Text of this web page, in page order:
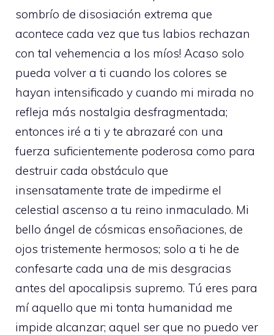
sombrío de disosiación extrema que
acontece cada vez que tus labios rechazan
con tal vehemencia a los míos! Acaso solo
pueda volver a ti cuando los colores se
hayan intensificado y cuando mi mirada no
refleja más nostalgia desfragmentada;
entonces iré a ti y te abrazaré con una
fuerza suficientemente poderosa como para
destruir cada obstáculo que
insensatamente trate de impedirme el
celestial ascenso a tu reino inmaculado. Mi
bello ángel de cósmicas ensoñaciones, de
ojos tristemente hermosos; solo a ti he de
confesarte cada una de mis desgracias
antes del apocalipsis supremo. Tú eres para
mí aquello que mi tonta humanidad me
impide alcanzar; aquel ser que no puedo ver